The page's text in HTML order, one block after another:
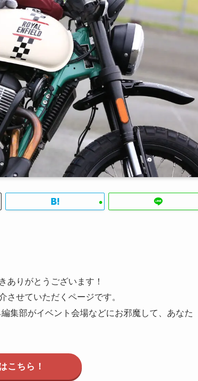
ありがとうございます！
させていただくページです。
集部がイベント会場などにお邪魔して、あなた
こちら！